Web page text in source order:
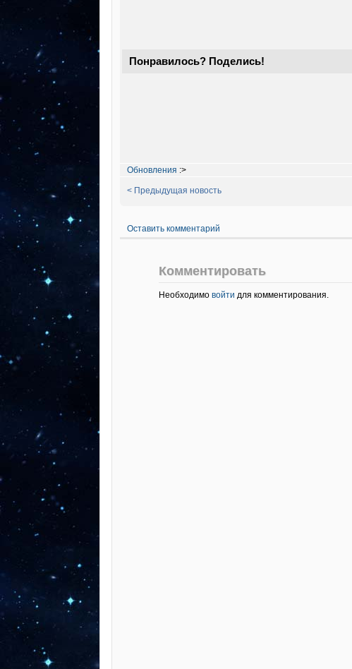
Понравилось? Поделись!
Обновления :>
< Предыдущая новость
Оставить комментарий
Комментировать
Необходимо войти для комментирования.